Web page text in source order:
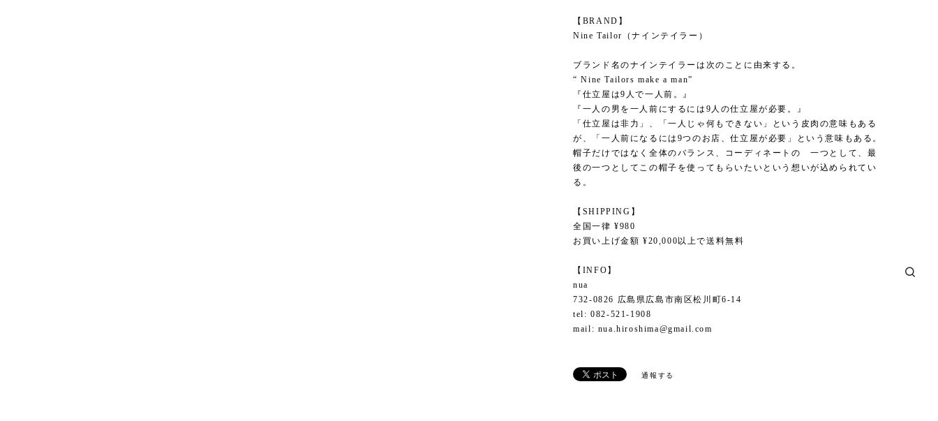
【BRAND】
Nine Tailor（ナインテイラー）
ブランド名のナインテイラーは次のことに由来する。
“ Nine Tailors make a man”
『仕立屋は9人で一人前。』
『一人の男を一人前にするには9人の仕立屋が必要。』
「仕立屋は非力」、「一人じゃ何もできない」という皮肉の意味もある
が、「一人前になるには9つのお店、仕立屋が必要」という意味もある。
帽子だけではなく全体のバランス、コーディネートの 一つとして、最
後の一つとしてこの帽子を使ってもらいたいという想いが込められてい
る。
【SHIPPING】
全国一律 ¥980
お買い上げ金額 ¥20,000以上で送料無料
【INFO】
nua
732-0826 広島県広島市南区松川町6-14
tel: 082-521-1908
mail: nua.hiroshima@gmail.com
通報する